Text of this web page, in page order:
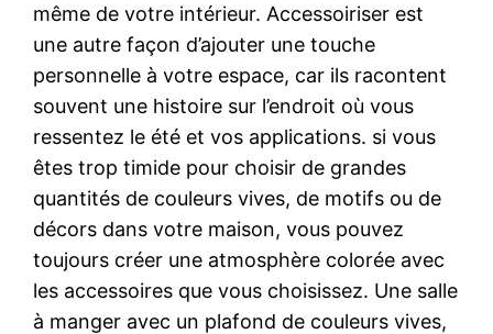
même de votre intérieur. Accessoiriser est
une autre façon d’ajouter une touche
personnelle à votre espace, car ils racontent
souvent une histoire sur l’endroit où vous
ressentez le été et vos applications. si vous
êtes trop timide pour choisir de grandes
quantités de couleurs vives, de motifs ou de
décors dans votre maison, vous pouvez
toujours créer une atmosphère colorée avec
les accessoires que vous choisissez. Une salle
à manger avec un plafond de couleurs vives,